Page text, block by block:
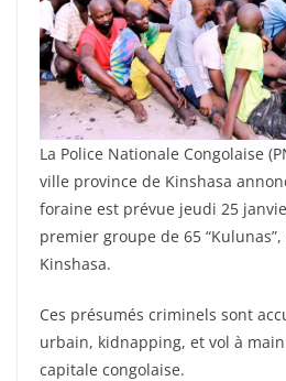
La Police Nationale Congolaise
ville province de Kinshasa
foraine est prévue jeudi 25
premier groupe de 65
Kinshasa.
Ces présumés criminels sont
urbain, kidnapping, et vol à
capitale congolaise.